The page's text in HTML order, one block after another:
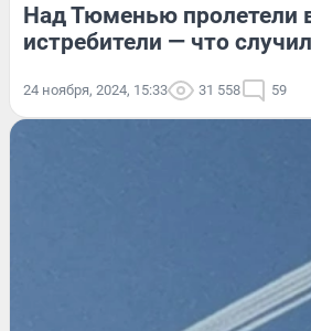
Над Тюменью пролетели
истребители — что
24 ноября, 2024, 15:33 31 558 59